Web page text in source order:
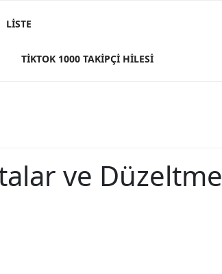
LISTE
TIKTOK 1000 TAKIPÇI HILESI
ve Düzeltme